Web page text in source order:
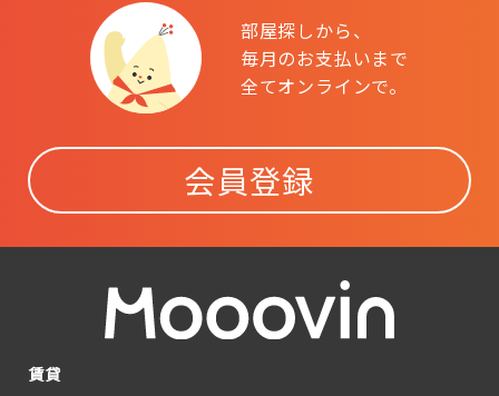
部屋探しから、
毎月のお支払いまで
全てオンラインで。
会員登録
賃貸